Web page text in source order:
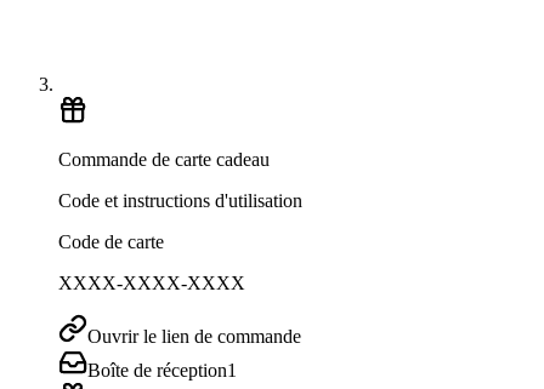
Commande de carte cadeau
Code et instructions d'utilisation
Code de carte
XXXX-XXXX-XXXX
Ouvrir le lien de commande
Boîte de réception1